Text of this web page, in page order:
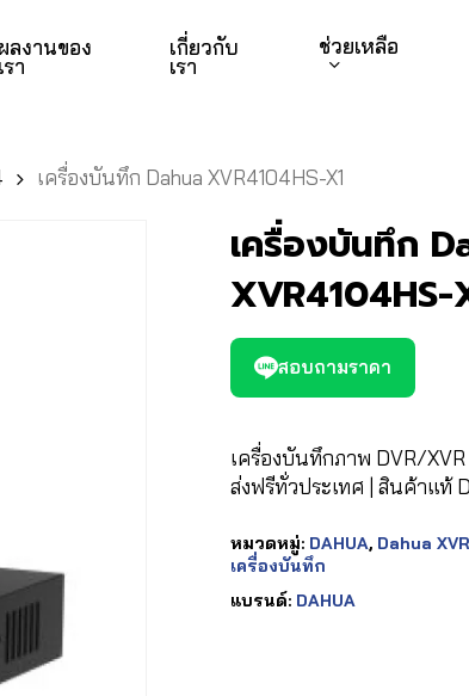
ผลงานของ
เรา
เกี่ยวกับ
เรา
ช่วยเหลือ
เครื่องบันทึก Dahua XVR4104HS-X1
เครื่องบันทึก
XVR4104HS-
สอบถามราคา
เครื่องบันทึกภาพ DVR/
ส่งฟรีทั่วประเทศ | สินค้าแท้
หมวดหมู่: DAHUA, Dahua
เครื่องบันทึก
แบรนด์: DAHUA